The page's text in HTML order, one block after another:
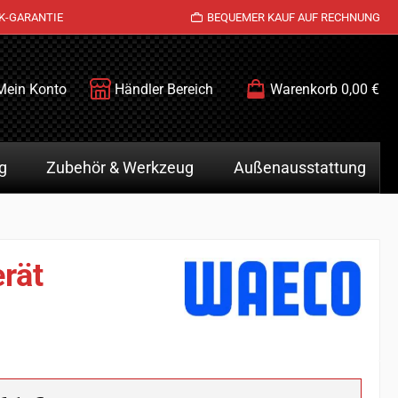
GARANTIE BEQUEMER KAUF AUF RECHNUNG
Konto Händler Bereich Warenkorb 0,00 €
Zubehör & Werkzeug Außenausstattung